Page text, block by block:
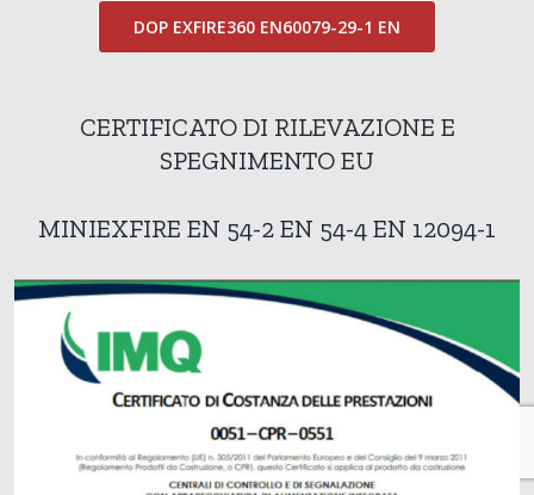
DOP EXFIRE360 EN60079-29-1 EN
CERTIFICATO DI RILEVAZIONE E
SPEGNIMENTO EU
MINIEXFIRE EN 54-2 EN 54-4 EN 12094-1